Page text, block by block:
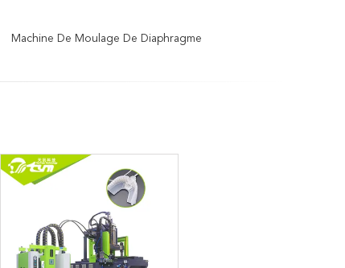
Machine De Moulage De Diaphragme